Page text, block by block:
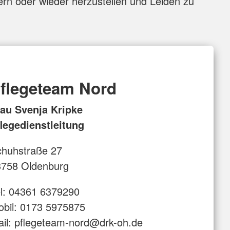
interne und externe Fortbildungen
und beraten Sie in allen anstehenden
Nord
Svenja Kripke
27
Oldenburg
04361 6379290
0173 5975875
pflegeteam-nord@drk-oh.de